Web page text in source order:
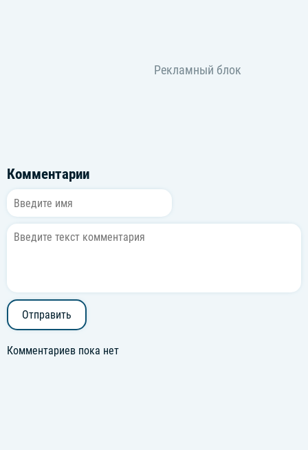
Комментарии
Отправить
Комментариев пока нет